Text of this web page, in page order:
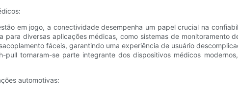
em jogo, a conectividade desempenha um papel crucial na
para diversas aplicações médicas, como sistemas de monitoramento
fáceis, garantindo uma experiência de usuário
pull tornaram-se parte integrante dos dispositivos médicos
automotivas: